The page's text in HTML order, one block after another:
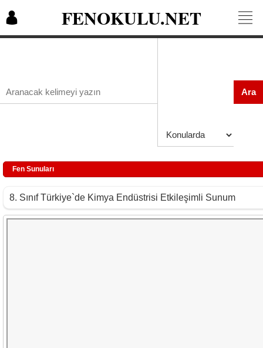
FENOKULU.NET
Ara
Fen Sunuları
8. Sınıf Türkiye`de Kimya Endüstrisi Etkileşimli Sunum